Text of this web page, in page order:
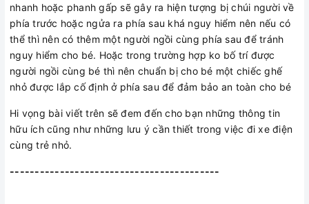
nhanh hoặc phanh gấp sẽ gây ra hiện tượng bị chúi người về
phía trước hoặc ngửa ra phía sau khá nguy hiểm nên nếu có
thể thì nên có thêm một người ngồi cùng phía sau để tránh
nguy hiểm cho bé. Hoặc trong trường hợp ko bố trí được
người ngồi cùng bé thì nên chuẩn bị cho bé một chiếc ghế
nhỏ được lắp cố định ở phía sau để đảm bảo an toàn cho bé
Hi vọng bài viết trên sẽ đem đến cho bạn những thông tin
hữu ích cũng như những lưu ý cần thiết trong việc đi xe điện
cùng trẻ nhỏ.
------------------------------------------